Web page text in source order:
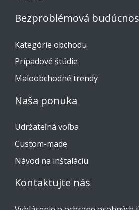
Bezproblémová
Kategórie obchodu
Prípadové štúdie
Maloobchodné trendy
Naša ponuka
Udržateľná voľba
Custom-made
Návod na inštaláciu
Kontaktujte nás